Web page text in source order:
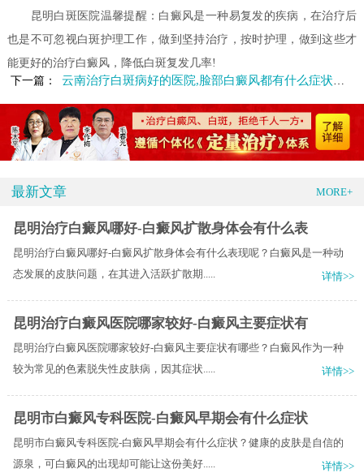
昆明白斑医院温馨提醒：白癜风是一种易复发的疾病，在治疗后
也是不可忽视白斑护理工作，做到坚持治疗，按时护理，做到这些才
能更好的治疗白癜风，降低白斑复发几率!
下一篇：
云南治疗白斑病好的医院,脸部白癜风都有什么症状表现呢
最新文章 MORE+
昆明治疗白癜风哪好-白癜风扩散身体会有什么表
昆明治疗白癜风哪好-白癜风扩散身体会有什么表现呢？白癜风是一种动
态发展的皮肤问题，在其进入活跃扩散期.....
详情>>
昆明治疗白癜风医院哪家较好-白癜风主要症状有
昆明治疗白癜风医院哪家较好-白癜风主要症状有哪些？白癜风作为一种
较为常见的色素脱失性皮肤病，因其症状.....
详情>>
昆明市白癜风专科医院-白癜风早期会有什么症状
昆明市白癜风专科医院-白癜风早期会有什么症状？健康的皮肤是自信的
源泉，可白癜风的出现却可能让这份美好.....
详情>>